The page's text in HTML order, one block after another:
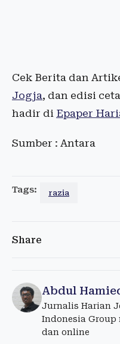
Cek Berita dan
Jogja, dan edisi
hadir di Epaper
Sumber : Antara
Tags: razia
Share
Abdul
Jurnalis Harian
Indonesia Group
dan online